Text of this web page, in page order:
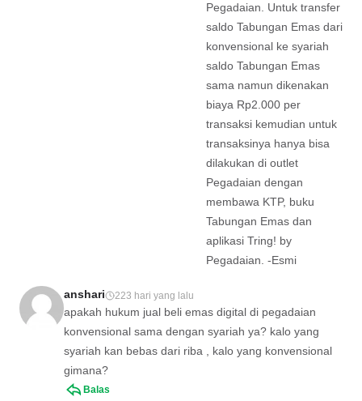
Pegadaian. Untuk transfer
saldo Tabungan Emas dari
konvensional ke syariah
saldo Tabungan Emas
sama namun dikenakan
biaya Rp2.000 per
transaksi kemudian untuk
transaksinya hanya bisa
dilakukan di outlet
Pegadaian dengan
membawa KTP, buku
Tabungan Emas dan
aplikasi Tring! by
Pegadaian. -Esmi
anshari 223 hari yang lalu
apakah hukum jual beli emas digital di pegadaian
konvensional sama dengan syariah ya? kalo yang
syariah kan bebas dari riba , kalo yang konvensional
gimana?
Balas